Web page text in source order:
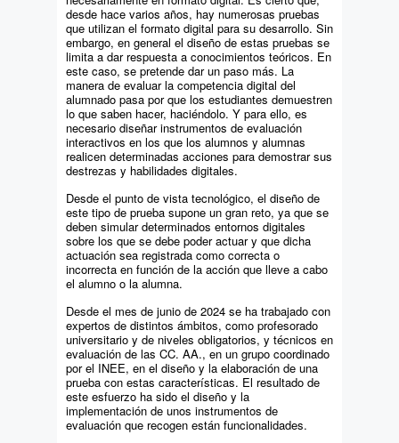
desde hace varios años, hay numerosas pruebas
que utilizan el formato digital para su desarrollo. Sin
embargo, en general el diseño de estas pruebas se
limita a dar respuesta a conocimientos teóricos. En
este caso, se pretende dar un paso más. La
manera de evaluar la competencia digital del
alumnado pasa por que los estudiantes demuestren
lo que saben hacer, haciéndolo. Y para ello, es
necesario diseñar instrumentos de evaluación
interactivos en los que los alumnos y alumnas
realicen determinadas acciones para demostrar sus
destrezas y habilidades digitales.
Desde el punto de vista tecnológico, el diseño de
este tipo de prueba supone un gran reto, ya que se
deben simular determinados entornos digitales
sobre los que se debe poder actuar y que dicha
actuación sea registrada como correcta o
incorrecta en función de la acción que lleve a cabo
el alumno o la alumna.
Desde el mes de junio de 2024 se ha trabajado con
expertos de distintos ámbitos, como profesorado
universitario y de niveles obligatorios, y técnicos en
evaluación de las CC. AA., en un grupo coordinado
por el INEE, en el diseño y la elaboración de una
prueba con estas características. El resultado de
este esfuerzo ha sido el diseño y la
implementación de unos instrumentos de
evaluación que recogen están funcionalidades.